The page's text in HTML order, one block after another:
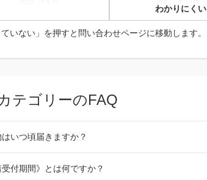
わかりにくい
ていない」を押すと問い合わせページに移動します。
テゴリーのFAQ
いつ頃届きますか？
受付期間》とは何ですか？